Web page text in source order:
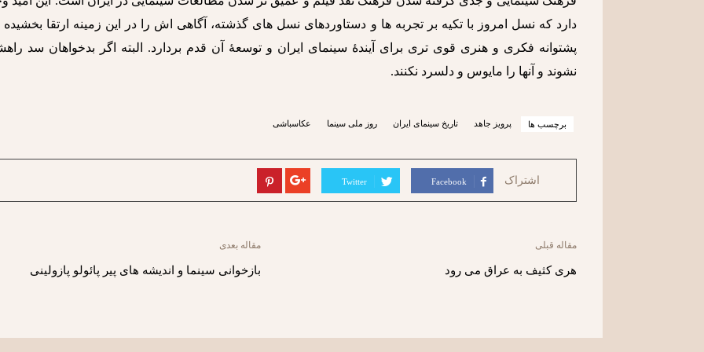
دارد که نسل امروز با تکیه بر تجربه ها و دستاوردهای نسل های گذشته، آگاهی اش را در این زمینه ارتقا بخشیده
پشتوانه فکری و هنری قوی تری برای آیندۀ سینمای ایران و توسعۀ آن قدم بردارد. البته اگر بدخواهان سد
نشوند و آنها را مایوس و دلسرد نکنند.
برچسب ها پرویز جاهد تاریخ سینمای ایران روز ملی سینما عکاسباشی
اشتراک Facebook
Twitter
مقاله قبلی
هری کثیف به عراق می رود
مقاله بعدی
بازخوانی سینما و اندیشه های پیر پائولو پازولینی